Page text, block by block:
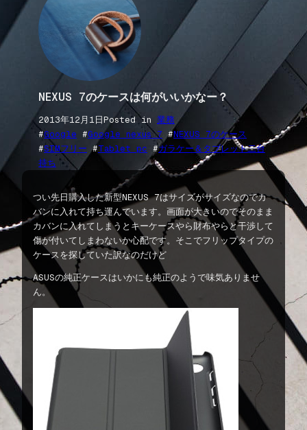
NEXUS 7のケースは何がいいかなー？
2013年12月1日 Posted in 業務
#Google #Google nexus 7 #NEXUS 7のケース
#SIMフリー #Tablet pc #ガラケー＆タブレット二台
持ち
つい先日購入した新型NEXUS 7はサイズがサイズなのでカ
バンに入れて持ち運んでいます。画面が大きいのでそのまま
カバンに入れてしまうとキーケースやら財布やらと干渉して
傷が付いてしまわないか心配です。そこでフリップタイプの
ケースを探していた訳なのだけど
ASUSの純正ケースはいかにも純正のようで味気ありませ
ん。